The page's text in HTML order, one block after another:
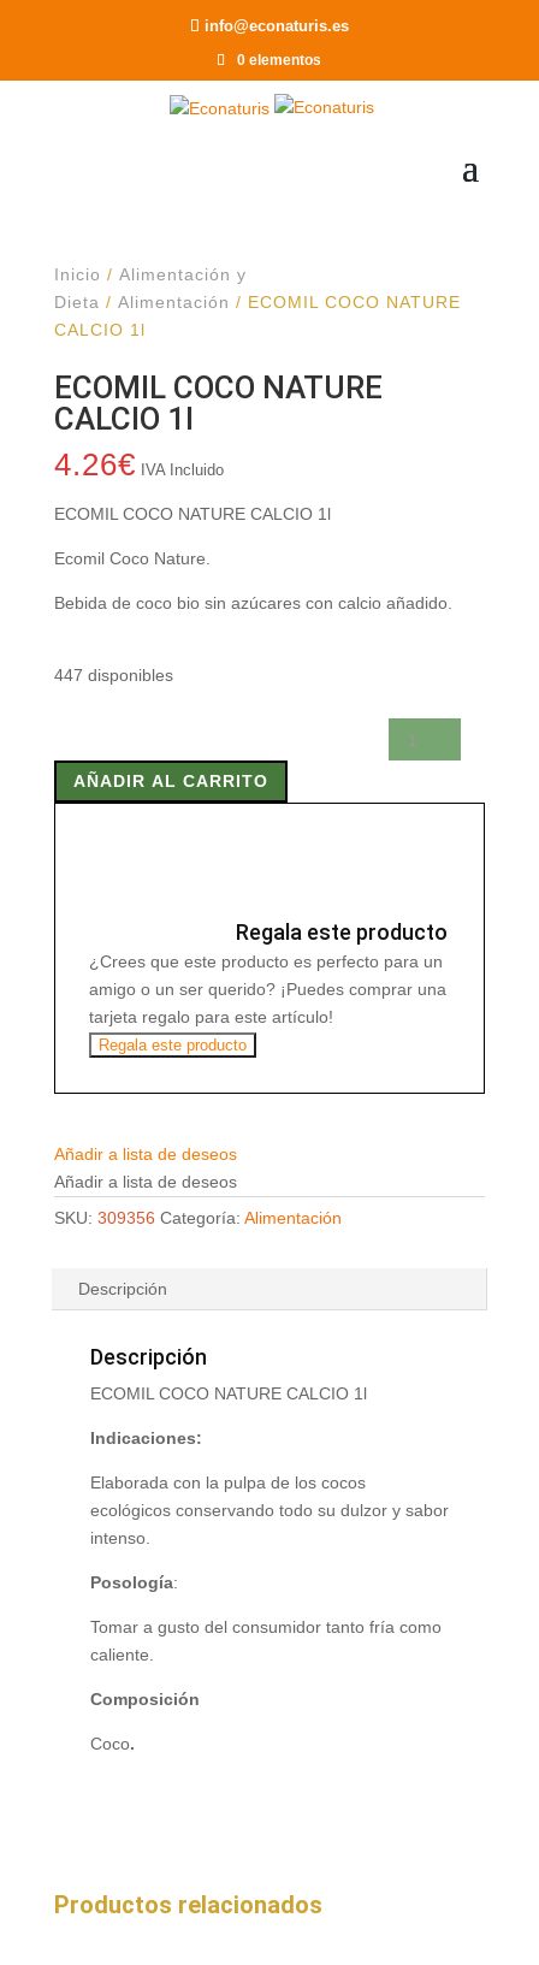
info@econaturis.es
0 elementos
Inicio / Alimentación y
Dieta / Alimentación / ECOMIL COCO NATURE
CALCIO 1l
ECOMIL COCO NATURE
CALCIO 1l
4.26€ IVA Incluido
ECOMIL COCO NATURE CALCIO 1l
Ecomil Coco Nature.
Bebida de coco bio sin azúcares con calcio añadido.
447 disponibles
COCO
NATURE
AÑADIR AL CARRITO
Regala este producto
¿Crees que este producto es perfecto para un
amigo o un ser querido? ¡Puedes comprar una
tarjeta regalo para este artículo!
Regala este producto
Añadir a lista de deseos
Añadir a lista de deseos
SKU: 309356 Categoría: Alimentación
Descripción
Descripción
ECOMIL COCO NATURE CALCIO 1l
Indicaciones:
Elaborada con la pulpa de los cocos
ecológicos conservando todo su dulzor y sabor
intenso.
Posología:
Tomar a gusto del consumidor tanto fría como
caliente.
Composición
Coco.
Productos relacionados